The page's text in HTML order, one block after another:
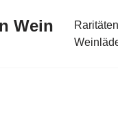
Wein